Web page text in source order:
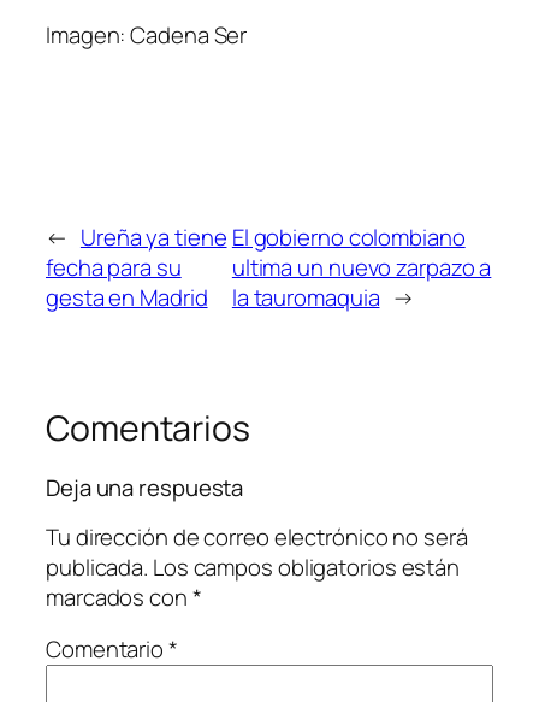
Imagen: Cadena Ser
← Ureña ya tiene
fecha para su
gesta en Madrid
El gobierno colombiano
ultima un nuevo zarpazo a
la tauromaquia →
Comentarios
Deja una respuesta
Tu dirección de correo electrónico no será
publicada. Los campos obligatorios están
marcados con*
Comentario*